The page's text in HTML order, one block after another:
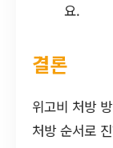
요.
결론
위고비 처방
처방 순서로